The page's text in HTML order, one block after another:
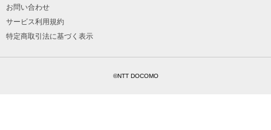
お問い合わせ
サービス利用規約
特定商取引法に基づく表示
©NTT DOCOMO